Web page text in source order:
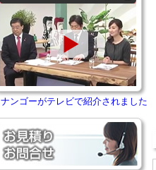
ナンゴーがテレビで紹介されました